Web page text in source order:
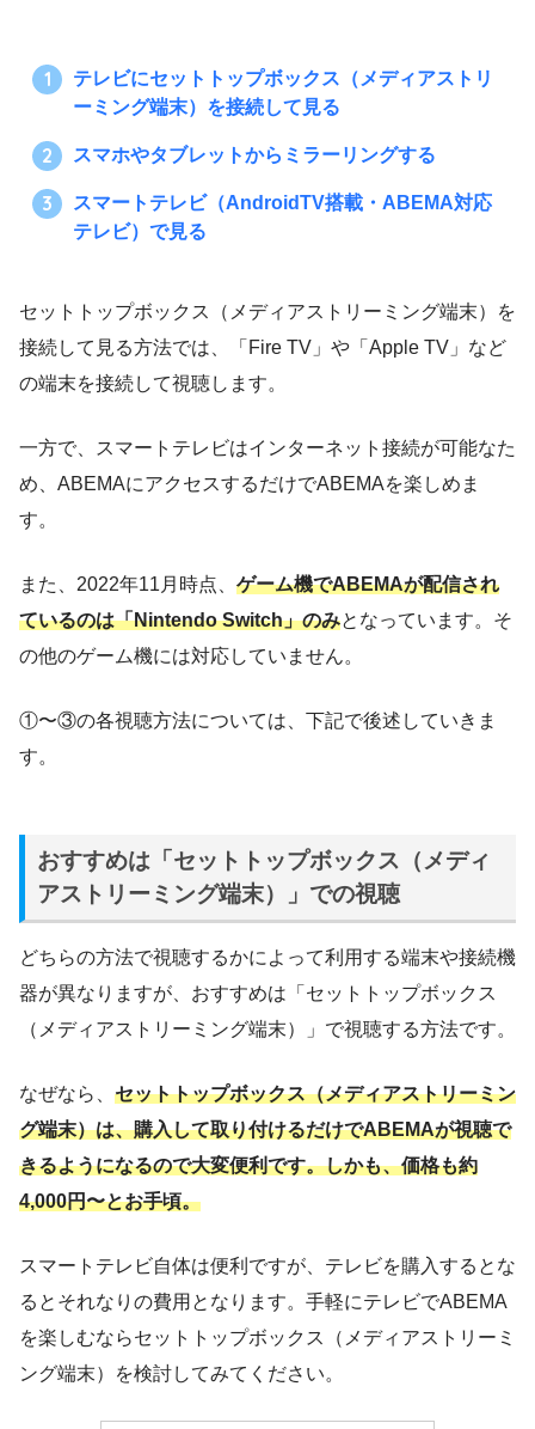
テレビにセットトップボックス（メディアストリ
ーミング端末）を接続して見る
スマホやタブレットからミラーリングする
スマートテレビ（AndroidTV搭載・ABEMA対応
テレビ）で見る
セットトップボックス（メディアストリーミング端末）を
接続して見る方法では、「Fire TV」や「Apple TV」など
の端末を接続して視聴します。
一方で、スマートテレビはインターネット接続が可能なた
め、ABEMAにアクセスするだけでABEMAを楽しめま
す。
また、2022年11月時点、 ゲーム機でABEMAが配信され
ているのは「Nintendo Switch」のみとなっています。そ
の他のゲーム機には対応していません。
①〜③の各視聴方法については、下記で後述していきま
す。
おすすめは「セットトップボックス（メディ
アストリーミング端末）」での視聴
どちらの方法で視聴するかによって利用する端末や接続機
器が異なりますが、おすすめは「セットトップボックス
（メディアストリーミング端末）」で視聴する方法です。
なぜなら、 セットトップボックス（メディアストリーミン
グ端末）は、購入して取り付けるだけでABEMAが視聴で
きるようになるので大変便利です。しかも、価格も約
4,000円〜とお手頃。
スマートテレビ自体は便利ですが、テレビを購入するとな
るとそれなりの費用となります。手軽にテレビでABEMA
を楽しむならセットトップボックス（メディアストリーミ
ング端末）を検討してみてください。